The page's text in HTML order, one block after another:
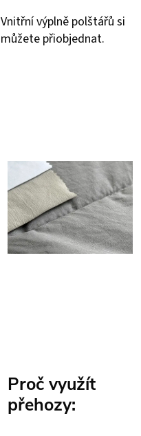
Vnitřní výplně polštářů si
můžete přiobjednat.
Proč využít
přehozy: